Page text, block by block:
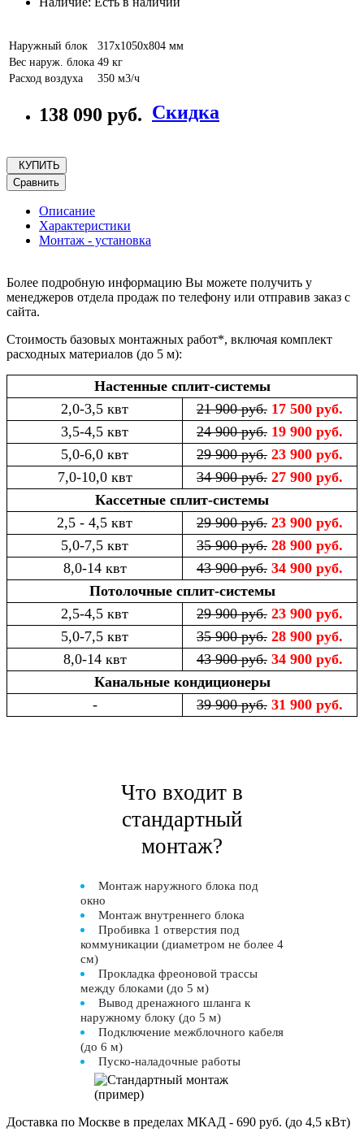
Наружный блок
317x1050x804 мм
Вес наруж. блока 49 кг
Расход воздуха
350 м3/ч
138 090 руб. Скидка
КУПИТЬ
Сравнить
Описание
Характеристики
Монтаж - установка
Более подробную информацию Вы можете получить у
менеджеров отдела продаж по телефону или отправив заказ с
сайта.
Стоимость базовых монтажных работ*, включая комплект
расходных материалов (до 5 м):
Настенные сплит-системы
2,0-3,5 квт
21 900 руб. 17 500 руб.
3,5-4,5 квт
24 900 руб. 19 900 руб.
5,0-6,0 квт
29 900 руб. 23 900 руб.
7,0-10,0 квт
34 900 руб. 27 900 руб.
Кассетные сплит-системы
2,5 - 4,5 квт
29 900 руб. 23 900 руб.
5,0-7,5 квт
35 900 руб. 28 900 руб.
8,0-14 квт
43 900 руб. 34 900 руб.
Потолочные сплит-системы
2,5-4,5 квт
29 900 руб. 23 900 руб.
5,0-7,5 квт
35 900 руб. 28 900 руб.
8,0-14 квт
43 900 руб. 34 900 руб.
Канальные кондиционеры
-
39 900 руб. 31 900 руб.
Что входит в
стандартный
монтаж?
Монтаж наружного блока под
окно
Монтаж внутреннего блока
Пробивка 1 отверстия под
коммуникации (диаметром не более 4
см)
Прокладка фреоновой трассы
между блоками (до 5 м)
Вывод дренажного шланга к
наружному блоку (до 5 м)
Подключение межблочного кабеля
(до 6 м)
Пуско-наладочные работы
Доставка по Москве в пределах МКАД - 690 руб. (до 4,5 кВт)